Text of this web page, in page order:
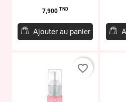
Prix
7,900 TND
Ajouter au panier
favorite_border